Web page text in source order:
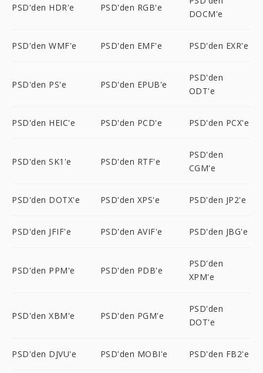
PSD'den HDR'e PSD'den RGB'e
DOCM'e
PSD'den WMF'e PSD'den EMF'e PSD'den EXR'e
PSD'den PS'e PSD'den EPUB'e
PSD'den
ODT'e
PSD'den HEIC'e PSD'den PCD'e PSD'den PCX'e
PSD'den SK1'e PSD'den RTF'e
PSD'den
CGM'e
PSD'den DOTX'e PSD'den XPS'e PSD'den JP2'e
PSD'den JFIF'e PSD'den AVIF'e PSD'den JBG'e
PSD'den PPM'e PSD'den PDB'e
PSD'den
XPM'e
PSD'den XBM'e PSD'den PGM'e
PSD'den
DOT'e
PSD'den DJVU'e PSD'den MOBI'e PSD'den FB2'e